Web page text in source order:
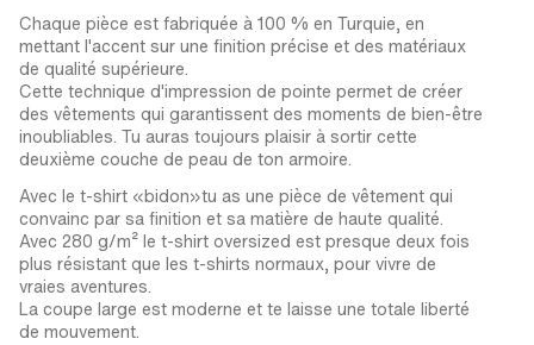
Chaque pièce est fabriquée à 100 % en Turquie, en
mettant l'accent sur une finition précise et des matériaux
de qualité supérieure.
Cette technique d'impression de pointe permet de créer
des vêtements qui garantissent des moments de bien-être
inoubliables. Tu auras toujours plaisir à sortir cette
deuxième couche de peau de ton armoire.
Avec le t-shirt «bidon»tu as une pièce de vêtement qui
convainc par sa finition et sa matière de haute qualité.
Avec 280 g/m² le t-shirt oversized est presque deux fois
plus résistant que les t-shirts normaux, pour vivre de
vraies aventures.
La coupe large est moderne et te laisse une totale liberté
de mouvement.